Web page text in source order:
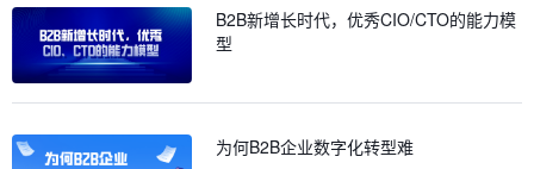
B2B新增长时代，优秀CIO/CTO的能力模
型
为何B2B企业数字化转型难